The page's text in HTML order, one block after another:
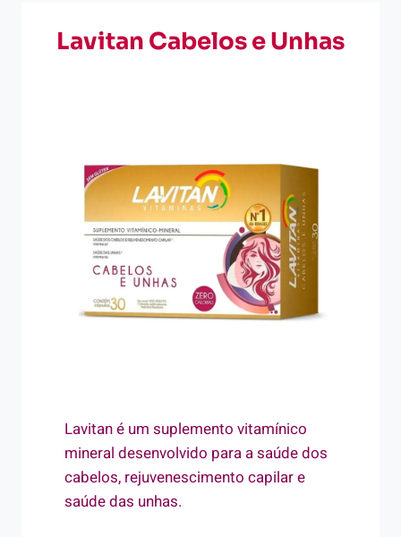
Lavitan Cabelos e Unhas
Lavitan é um suplemento vitamínico
mineral desenvolvido para a saúde dos
cabelos, rejuvenescimento capilar e
saúde das unhas.